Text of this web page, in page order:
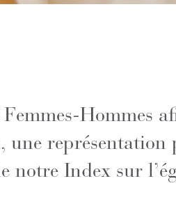
Hommes
une
notre Index sur